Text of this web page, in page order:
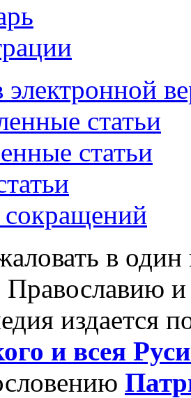
статьи
статьи
в
Православию
издается
и всея